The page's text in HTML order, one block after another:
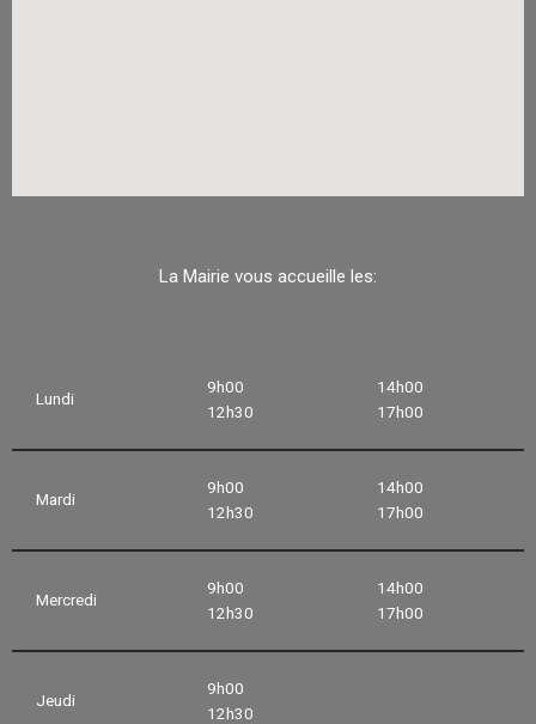
La Mairie vous accueille les:
Lundi
9h00
12h30
14h00
17h00
Mardi
9h00
12h30
14h00
17h00
Mercredi
9h00
12h30
14h00
17h00
Jeudi
9h00
12h30